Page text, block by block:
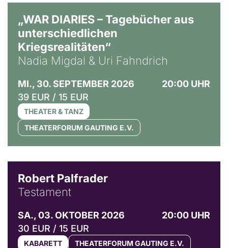
„WAR DIARIES – Tagebücher aus
unterschiedlichen
Kriegsrealitäten“
Nadia Migdal & Uri Fahndrich
MI., 30. SEPTEMBER 2026
20:00 UHR
39 EUR / 15 EUR
THEATER & TANZ
THEATERFORUM GAUTING E.V.
Robert Palfrader
Testament
SA., 03. OKTOBER 2026
20:00 UHR
30 EUR / 15 EUR
KABARETT THEATERFORUM GAUTING E.V.